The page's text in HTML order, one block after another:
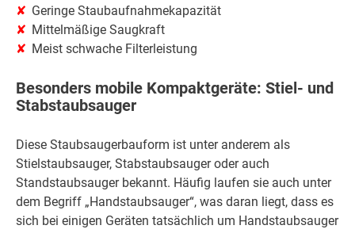
Geringe Staubaufnahmekapazität
Mittelmäßige Saugkraft
Meist schwache Filterleistung
Besonders mobile Kompaktgeräte: Stiel- und
Stabstaubsauger
Diese Staubsaugerbauform ist unter anderem als
Stielstaubsauger, Stabstaubsauger oder auch
Standstaubsauger bekannt. Häufig laufen sie auch unter
dem Begriff „Handstaubsauger“, was daran liegt, dass es
sich bei einigen Geräten tatsächlich um Handstaubsauger